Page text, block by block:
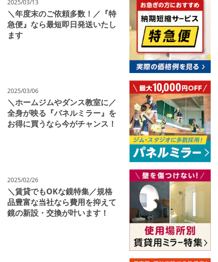
＼年度末のご依頼多数！／『特
急便』なら最短即日発送いたし
ます
2025/03/13
＼ホームジムやダンス教室に／
全身が映る『パネルミラー』を
お得に買うなら今がチャンス！
2025/03/06
＼賃貸でもOKな鏡特集／規格
品豊富な当社なら費用を抑えて
鏡の新設・交換が叶います！
2025/02/26